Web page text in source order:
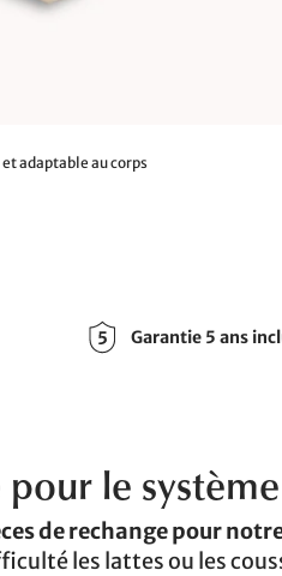
adaptable au corps
Garantie 5 ans
pour le
de rechange pour
les lattes ou les